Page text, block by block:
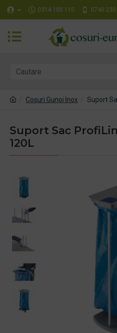
0314 100 110 0740 230
Cosuri Gunoi Inox Suport
Suport Sac
120L